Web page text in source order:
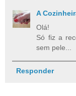
A
Olá!
Só fiz a
sem pele...
Responder